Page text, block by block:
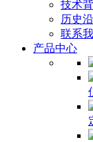
技术
历史
联系
产品中心